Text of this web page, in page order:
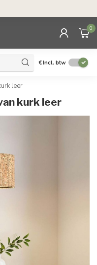
0
€Incl. btw
leer
kurk leer